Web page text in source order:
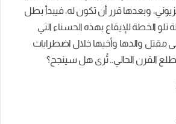
وبعدها قرر أن تكون له، فيبدأ بطل
الخطة للإيقاع بهذه الحسناء التي
مقتل والدها وأخيها خلال اضطرابات
القرن الحالي.. تُرى هل سينجح؟